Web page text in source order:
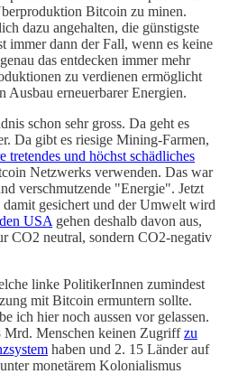
Bitcoin zu minen.
dazu angehalten, die günstigste
immer dann der Fall, wenn es keine
das entdecken immer mehr
zu verdienen ermöglicht
Ausbau erneuerbarer Energien.
schon sehr gross. Da geht es
Da gibt es riesige Mining-Farmen,
tretendes und höchst schädliches
Netzwerks verwenden. Das war
verschmutzende "Energie". Jetzt
gesichert und der Umwelt wird
USA gehen deshalb davon aus,
CO2 neutral, sondern CO2-negativ
linke PolitikerInnen zumindest
mit Bitcoin ermuntern sollte.
ich hier noch aussen vor gelassen.
Menschen keinen Zugriffzu
haben und 2. 15 Länder auf
monetärem Kolonialismus